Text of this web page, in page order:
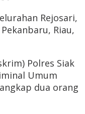
Rejosari,
Riau,
Polres Siak
Umum
dua orang